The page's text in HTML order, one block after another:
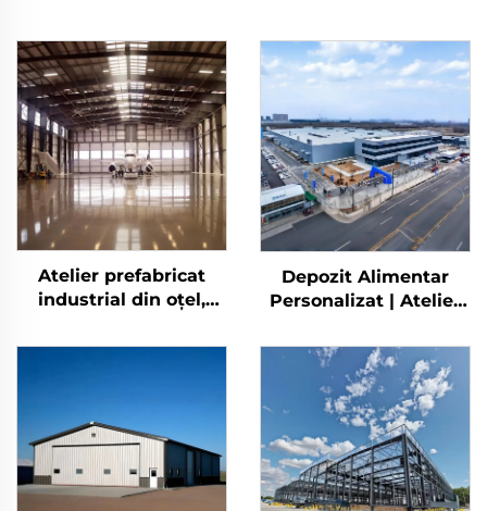
Atelier prefabricat
industrial din oțel,
construcții din oțel
Depozit Alimentar
Personalizat | Atelier
cu Structură
Prefabricată din Oțel |
Clădire Metalică
Prefabricată din Oțel